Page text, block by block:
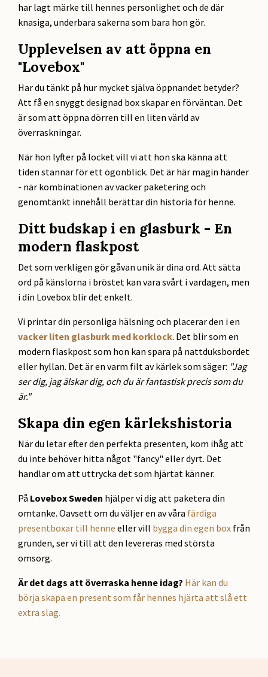
har lagt märke till hennes personlighet och de där
knasiga, underbara sakerna som bara hon gör.
Upplevelsen av att öppna en
"Lovebox"
Har du tänkt på hur mycket själva öppnandet betyder?
Att få en snyggt designad box skapar en förväntan. Det
är som att öppna dörren till en liten värld av
överraskningar.
När hon lyfter på locket vill vi att hon ska känna att
tiden stannar för ett ögonblick. Det är här magin händer
- när kombinationen av vacker paketering och
genomtänkt innehåll berättar din historia för henne.
Ditt budskap i en glasburk - En
modern flaskpost
Det som verkligen gör gåvan unik är dina ord. Att sätta
ord på känslorna i bröstet kan vara svårt i vardagen, men
i din Lovebox blir det enkelt.
Vi printar din personliga hälsning och placerar den i en
vacker liten glasburk med korklock. Det blir som en
modern flaskpost som hon kan spara på nattduksbordet
eller hyllan. Det är en varm filt av kärlek som säger: "Jag
ser dig, jag älskar dig, och du är fantastisk precis som du
är."
Skapa din egen kärlekshistoria
När du letar efter den perfekta presenten, kom ihåg att
du inte behöver hitta något "fancy" eller dyrt. Det
handlar om att uttrycka det som hjärtat känner.
På Lovebox Sweden hjälper vi dig att paketera din
omtanke. Oavsett om du väljer en av våra färdiga
presentboxar till henne eller vill bygga din egen box från
grunden, ser vi till att den levereras med största
omsorg.
Är det dags att överraska henne idag? Här kan du
börja skapa en present som får hennes hjärta att slå ett
extra slag.